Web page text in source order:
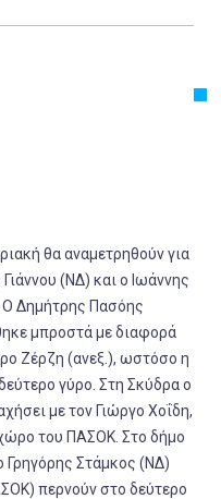
θα αναμετρηθούν για
(ΝΔ) και ο Ιωάννης
Δημήτρης Πασόης
μπροστά με διαφορά
Ζέρζη (ανεξ.), ωστόσο η
γύρο. Στη Σκύδρα ο
με τον Γιώργο Χοΐδη,
του ΠΑΣΟΚ. Στο δήμο
Γρηγόρης Στάμκος (ΝΔ)
περνούν στο δεύτερο
Δελτίο